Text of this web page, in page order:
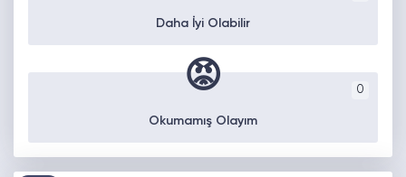
Daha İyi Olabilir
0
😡
Okumamış Olayım